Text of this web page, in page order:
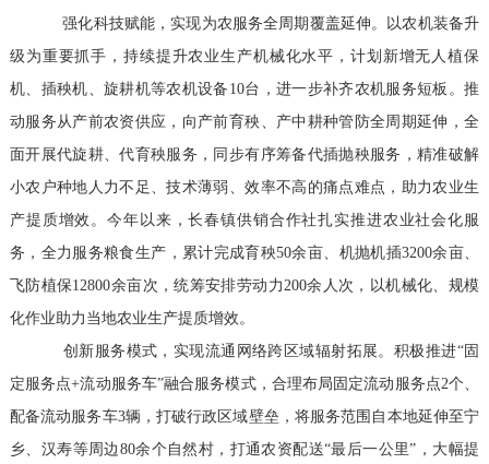
强化科技赋能，实现为农服务全周期覆盖延伸。以农机装备升
级为重要抓手，持续提升农业生产机械化水平，计划新增无人植保
机、插秧机、旋耕机等农机设备10台，进一步补齐农机服务短板。推
动服务从产前农资供应，向产前育秧、产中耕种管防全周期延伸，全
面开展代旋耕、代育秧服务，同步有序筹备代插抛秧服务，精准破解
小农户种地人力不足、技术薄弱、效率不高的痛点难点，助力农业生
产提质增效。今年以来，长春镇供销合作社扎实推进农业社会化服
务，全力服务粮食生产，累计完成育秧50余亩、机抛机插3200余亩、
飞防植保12800余亩次，统筹安排劳动力200余人次，以机械化、规模
化作业助力当地农业生产提质增效。
创新服务模式，实现流通网络跨区域辐射拓展。积极推进“固
定服务点+流动服务车”融合服务模式，合理布局固定流动服务点2个、
配备流动服务车3辆，打破行政区域壁垒，将服务范围自本地延伸至宁
乡、汉寿等周边80余个自然村，打通农资配送“最后一公里”，大幅提